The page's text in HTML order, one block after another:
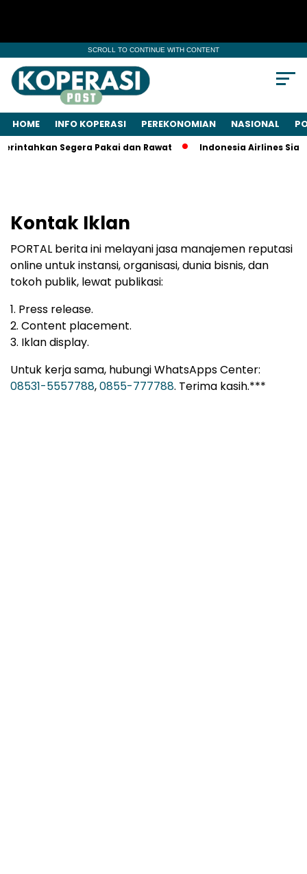
SCROLL TO CONTINUE WITH CONTENT
HOME INFO KOPERASI PEREKONOMIAN NASIONAL
Segera Pakai dan Rawat Indonesia Airlines Siap
Kontak Iklan
PORTAL berita ini melayani jasa manajemen reputasi
online untuk instansi, organisasi, dunia bisnis, dan
tokoh publik, lewat publikasi:
1. Press release.
2. Content placement.
3. Iklan display.
Untuk kerja sama, hubungi WhatsApps Center:
08531-5557788,0855-777788. Terima kasih.***